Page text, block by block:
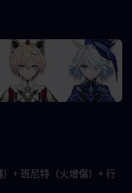
+ 班尼特（火增傷）+ 行